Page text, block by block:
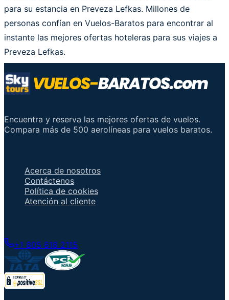
para su estancia en Preveza Lefkas. Millones de
personas confían en Vuelos-Baratos para encontrar al
instante las mejores ofertas hoteleras para sus viajes a
Preveza Lefkas.
Encuentra y reserva las mejores ofertas de vuelos.
Compara más de 500 aerolíneas para vuelos baratos.
Acerca de nosotros
Contáctenos
Política de cookies
Atención al cliente
+1 805 618 2115